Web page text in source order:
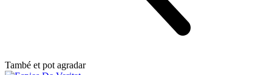
També et pot agradar